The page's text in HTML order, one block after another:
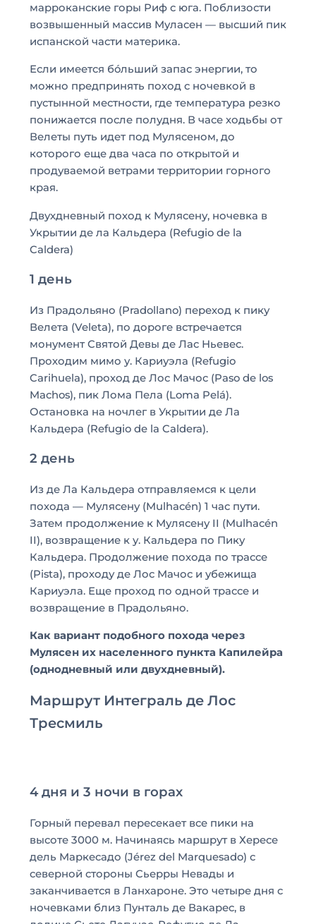
марроканские горы Риф с юга. Поблизости
возвышенный массив Муласен — высший пик
испанской части материка.
Если имеется бóльший запас энергии, то
можно предпринять поход с ночевкой в
пустынной местности, где температура резко
понижается после полудня. В часе ходьбы от
Велеты путь идет под Мулясеном, до
которого еще два часа по открытой и
продуваемой ветрами территории горного
края.
Двухдневный поход к Мулясену, ночевка в
Укрытии де ла Кальдера (Refugio de la
Caldera)
1 день
Из Прадольяно (Pradollano) переход к пику
Велета (Veleta), по дороге встречается
монумент Святой Девы де Лас Ньевес.
Проходим мимо у. Кариуэла (Refugio
Carihuela), проход де Лос Мачос (Paso de los
Machos), пик Лома Пела (Loma Pelá).
Остановка на ночлег в Укрытии де Ла
Кальдера (Refugio de la Caldera).
2 день
Из де Ла Кальдера отправляемся к цели
похода — Мулясену (Mulhacén) 1 час пути.
Затем продолжение к Мулясену II (Mulhacén
II), возвращение к у. Кальдера по Пику
Кальдера. Продолжение похода по трассе
(Pista), проходу де Лос Мачос и убежища
Кариуэла. Еще проход по одной трассе и
возвращение в Прадольяно.
Как вариант подобного похода через
Мулясен их населенного пункта Капилейра
(однодневный или двухдневный).
Маршрут Интеграль де Лос
Тресмиль
4 дня и 3 ночи в горах
Горный перевал пересекает все пики на
высоте 3000 м. Начинаясь маршрут в Хересе
дель Маркесадо (Jérez del Marquesado) с
северной стороны Сьерры Невады и
заканчивается в Ланхароне. Это четыре дня с
ночевками близ Пунталь де Вакарес, в